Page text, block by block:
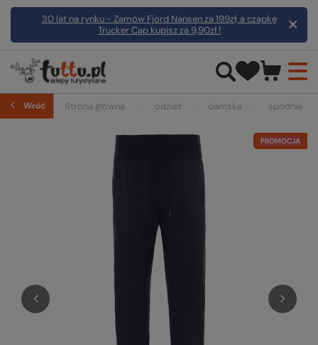
30 lat na rynku - Zamów Fjord Nansen za 199zł, a czapkę
Trucker Cap kupisz za 9,90zł !
Wróć Strona główna odzież damska spodnie
PROMOCJA